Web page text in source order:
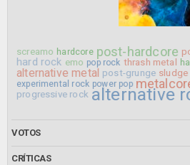
screamo hardcore post-hardcore
hard rock emo pop rock thrash metal
alternative metal post-grunge sludge
experimental rock power pop
progressive rock alternative
VOTOS
CRÍTICAS